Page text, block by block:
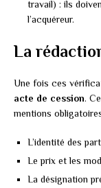
travail) : ils
l’acquéreur.
La
Une fois ces
acte de cession.
mentions
L’identité des
Le prix et les
La désignation